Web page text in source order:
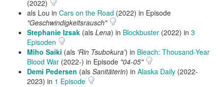
(2022)
als Lou in Cars on the Road (2022) in Episode
"Geschwindigkeitsrausch"
Stephanie Izsak (als Lena) in Blockbuster (2022) in 3
Episoden
Miho Saiki (als 'Rin Tsubokura') in Bleach: Thousand-Year
Blood War (2022-) in Episode "04-05"
Demi Pedersen (als Sanitäterin) in Alaska Daily (2022-
2023) in 1 Episode